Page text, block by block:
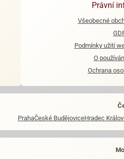
Právní
Všeobecné
Podmínky užití
O
Ochrana
PrahaČeské BudějoviceHradec